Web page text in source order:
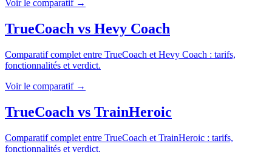
Voir le comparatif →
TrueCoach vs Hevy Coach
Comparatif complet entre TrueCoach et Hevy Coach : tarifs,
fonctionnalités et verdict.
Voir le comparatif →
TrueCoach vs TrainHeroic
Comparatif complet entre TrueCoach et TrainHeroic : tarifs,
fonctionnalités et verdict.